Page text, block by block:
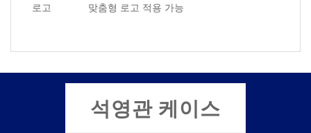
로고
맞춤형 로고 적용 가능
석영관 케이스